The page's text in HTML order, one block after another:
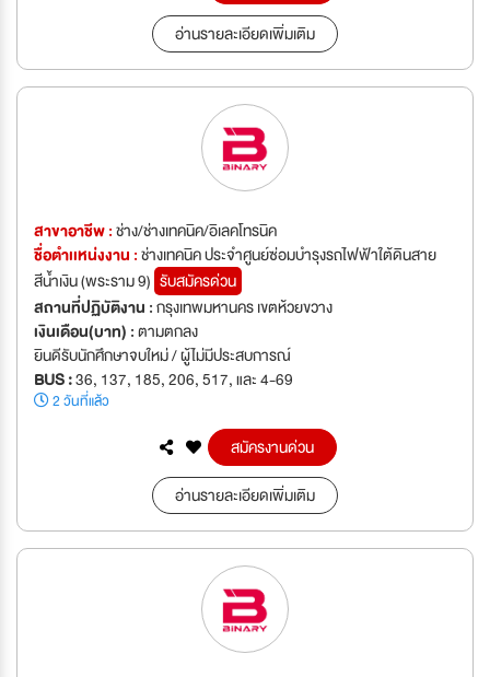
อ่านรายละเอียดเพิ่มเติม
สาขาอาชีพ :ช่าง/ช่างเทคนิค/อิเลคโทรนิค
ชื่อตำเเหน่งงาน :ช่างเทคนิค ประจำศูนย์ซ่อมบำรุงรถไฟฟ้าใต้ดินสาย
สีน้ำเงิน (พระราม 9) รับสมัครด่วน
สถานที่ปฏิบัติงาน :กรุงเทพมหานคร เขตห้วยขวาง
เงินเดือน(บาท) :ตามตกลง
ยินดีรับนักศึกษาจบใหม่ / ผู้ไม่มีประสบการณ์
BUS :36, 137, 185, 206, 517, และ 4-69
2 วันที่แล้ว
สมัครงานด่วน
อ่านรายละเอียดเพิ่มเติม